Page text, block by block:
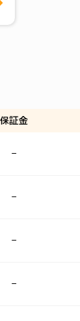
保証金
−
−
−
−